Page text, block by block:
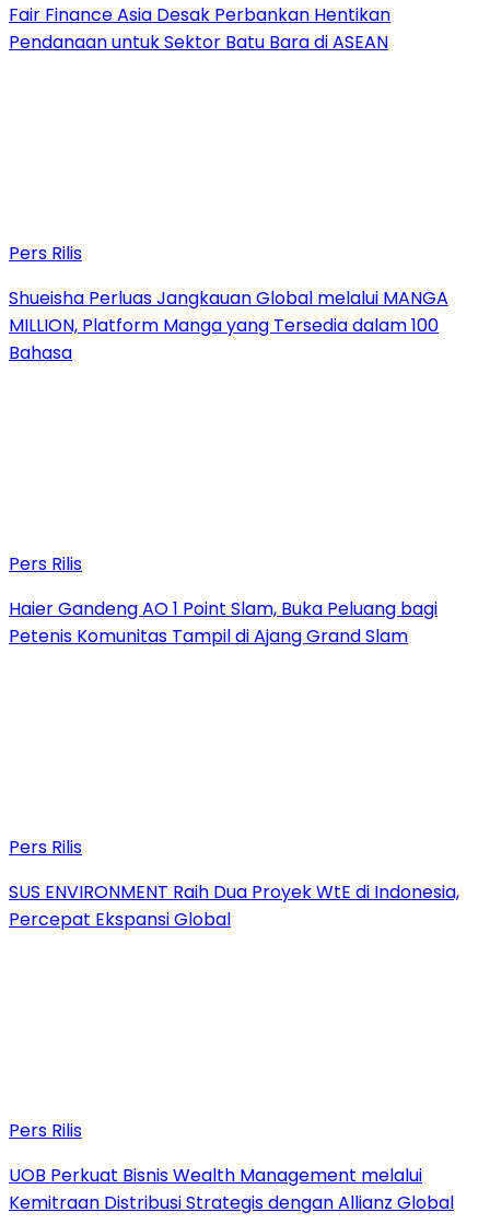
Fair Finance Asia Desak Perbankan Hentikan
Pendanaan untuk Sektor Batu Bara di ASEAN
Pers Rilis
Shueisha Perluas Jangkauan Global melalui MANGA
MILLION, Platform Manga yang Tersedia dalam 100
Bahasa
Pers Rilis
Haier Gandeng AO 1 Point Slam, Buka Peluang bagi
Petenis Komunitas Tampil di Ajang Grand Slam
Pers Rilis
SUS ENVIRONMENT Raih Dua Proyek WtE di Indonesia,
Percepat Ekspansi Global
Pers Rilis
UOB Perkuat Bisnis Wealth Management melalui
Kemitraan Distribusi Strategis dengan Allianz Global